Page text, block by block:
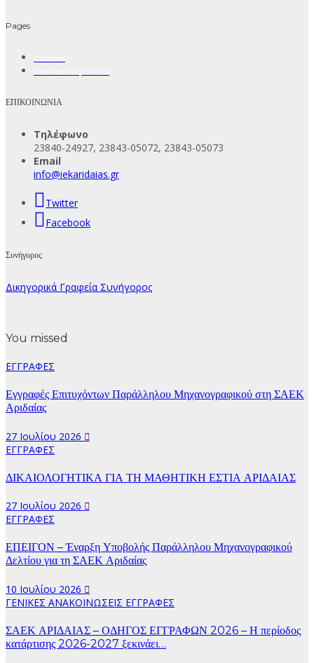
Pages
ΕΠΙΚΟΙΝΩΝΙΑ
Τηλέφωνο
23840-24927, 23843-05072, 23843-05073
Email
info@iekaridaias.gr
Twitter
Facebook
Συνήγορος
Δικηγορικά Γραφεία Συνήγορος
You missed
ΕΓΓΡΑΦΕΣ
Εγγραφές Επιτυχόντων Παράλληλου Μηχανογραφικού στη ΣΑΕΚ
Αριδαίας
27 Ιουλίου 2026
ΕΓΓΡΑΦΕΣ
ΔΙΚΑΙΟΛΟΓΗΤΙΚΑ ΓΙΑ ΤΗ ΜΑΘΗΤΙΚΗ ΕΣΤΙΑ ΑΡΙΔΑΙΑΣ
27 Ιουλίου 2026
ΕΓΓΡΑΦΕΣ
ΕΠΕΙΓΟΝ – Έναρξη Υποβολής Παράλληλου Μηχανογραφικού
Δελτίου για τη ΣΑΕΚ Αριδαίας
10 Ιουλίου 2026
ΓΕΝΙΚΕΣ ΑΝΑΚΟΙΝΩΣΕΙΣ ΕΓΓΡΑΦΕΣ
ΣΑΕΚ ΑΡΙΔΑΙΑΣ – ΟΔΗΓΟΣ ΕΓΓΡΑΦΩΝ 2026 – Η περίοδος
κατάρτισης 2026-2027 ξεκινάει…